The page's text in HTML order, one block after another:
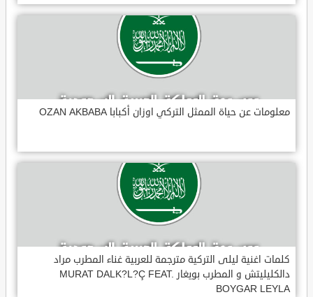
معلومات عن حياة الممثل التركي اوزان أكبابا OZAN AKBABA
كلمات اغنية ليلى التركية مترجمة للعربية غناء المطرب مراد
دالكليليتش و المطرب بويغار MURAT DALK?L?Ç FEAT.
BOYGAR LEYLA